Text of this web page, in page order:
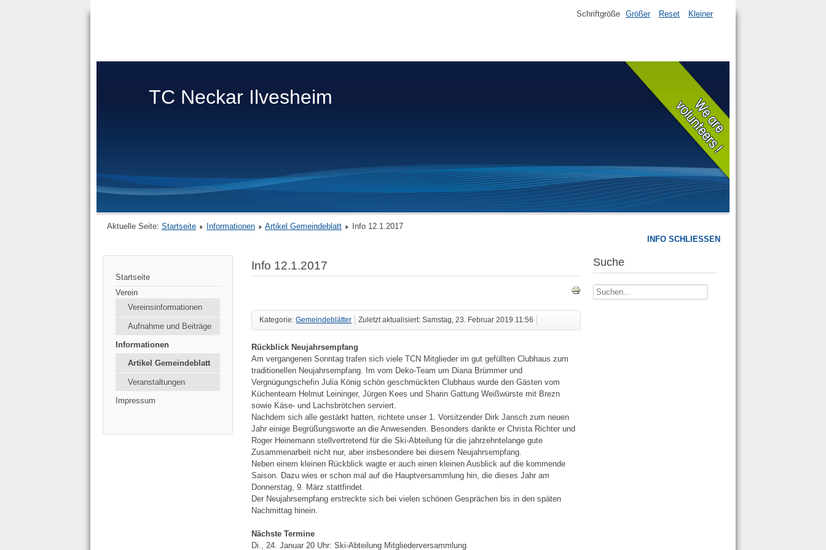
TC Neckar Ilvesheim
Schriftgröße Größer Reset Kleiner
Aktuelle Seite: Startseite Informationen Artikel Gemeindeblatt Info 12.1.2017
Startseite
Verein
Vereinsinformationen
Aufnahme und Beiträge
Informationen
Artikel Gemeindeblatt
Veranstaltungen
Impressum
Info 12.1.2017
Kategorie:Gemeindeblätter Zuletzt aktualisiert: Samstag, 23. Februar 2019 11:56
Rückblick Neujahrsempfang
Am vergangenen Sonntag trafen sich viele TCN Mitglieder im gut gefüllten Clubhaus zum
traditionellen Neujahrsempfang. Im vom Deko-Team um Diana Brümmer und
Vergnügungschefin Julia König schön geschmückten Clubhaus wurde den Gästen vom
Küchenteam Helmut Leininger, Jürgen Kees und Sharin Gattung Weißwürste mit Brezn
sowie Käse- und Lachsbrötchen serviert.
Nachdem sich alle gestärkt hatten, richtete unser 1. Vorsitzender Dirk Jansch zum neuen
Jahr einige Begrüßungsworte an die Anwesenden. Besonders dankte er Christa Richter und
Roger Heinemann stellvertretend für die Ski-Abteilung für die jahrzehntelange gute
Zusammenarbeit nicht nur, aber insbesondere bei diesem Neujahrsempfang.
Neben einem kleinen Rückblick wagte er auch einen kleinen Ausblick auf die kommende
Saison. Dazu wies er schon mal auf die Hauptversammlung hin, die dieses Jahr am
Donnerstag, 9. März stattfindet.
Der Neujahrsempfang erstreckte sich bei vielen schönen Gesprächen bis in den späten
Nachmittag hinein.
Nächste Termine
Di., 24. Januar 20 Uhr: Ski-Abteilung Mitgliederversammlung
INFO SCHLIESSEN
Suche
Suchen...